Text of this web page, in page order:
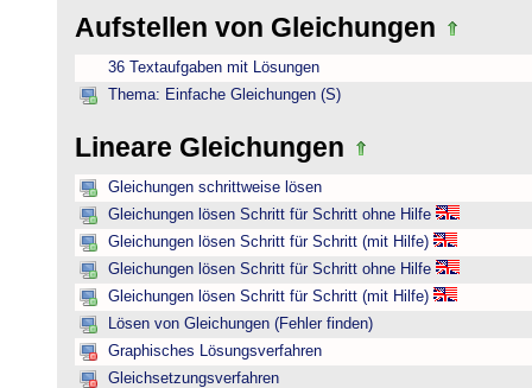
Aufstellen von Gleichungen
36 Textaufgaben mit Lösungen
Thema: Einfache Gleichungen (S)
Lineare Gleichungen
Gleichungen schrittweise lösen
Gleichungen lösen Schritt für Schritt ohne Hilfe
Gleichungen lösen Schritt für Schritt (mit Hilfe)
Gleichungen lösen Schritt für Schritt ohne Hilfe
Gleichungen lösen Schritt für Schritt (mit Hilfe)
Lösen von Gleichungen (Fehler finden)
Graphisches Lösungsverfahren
Gleichsetzungsverfahren